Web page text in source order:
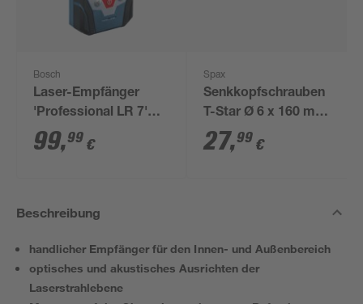
Bosch
Laser-Empfänger
'Professional LR 7'
mit Halterung und
Schutztasche
99,99 €
Spax
Senkkopfschrauben
T-Star Ø 6 x 160 mm
50 Stück
27,99 €
Beschreibung
handlicher Empfänger für den Innen- und Außenbereich
optisches und akustisches Ausrichten der
Laserstrahlebene